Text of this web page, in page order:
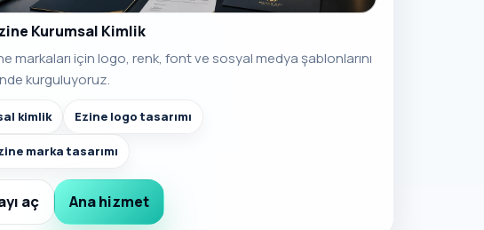
Kurumsal Kimlik
markaları için logo, renk, font ve sosyal medya şablonlarını
kurguluyoruz.
kimlik Ezine logo tasarımı
marka tasarımı
aç Ana hizmet